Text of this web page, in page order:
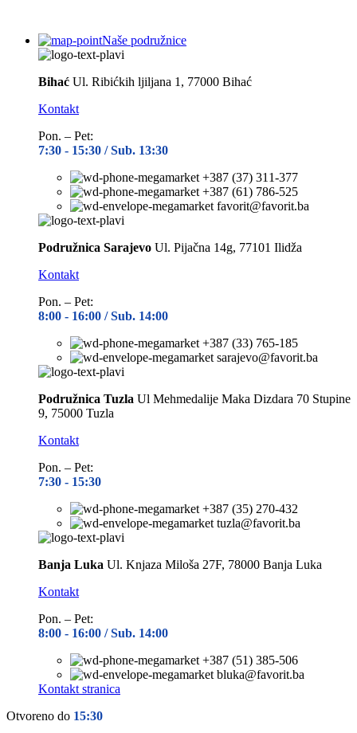
Naše podružnice
Bihać Ul. Ribićkih ljiljana 1, 77000 Bihać
Kontakt
Pon. – Pet:
7:30 - 15:30 / Sub. 13:30
+387 (37) 311-377
+387 (61) 786-525
favorit@favorit.ba
Podružnica Sarajevo Ul. Pijačna 14g, 77101 Ilidža
Kontakt
Pon. – Pet:
8:00 - 16:00 / Sub. 14:00
+387 (33) 765-185
sarajevo@favorit.ba
Podružnica Tuzla Ul Mehmedalije Maka Dizdara 70 Stupine
9, 75000 Tuzla
Kontakt
Pon. – Pet:
7:30 - 15:30
+387 (35) 270-432
tuzla@favorit.ba
Banja Luka Ul. Knjaza Miloša 27F, 78000 Banja Luka
Kontakt
Pon. – Pet:
8:00 - 16:00 / Sub. 14:00
+387 (51) 385-506
bluka@favorit.ba
Kontakt stranica
Otvoreno do 15:30